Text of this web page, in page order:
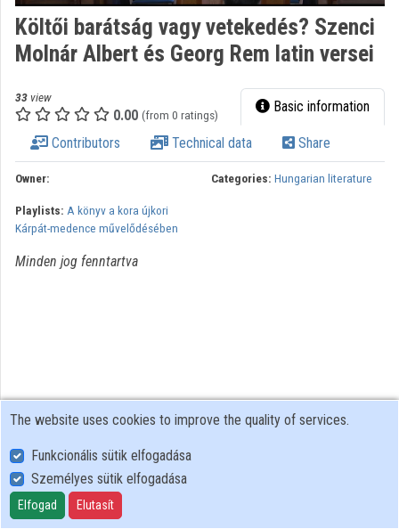
Log In
Organization discovery
Categories
Organizations
Contributors
Költői barátság vagy vetekedés? Szenci
Molnár Albert és Georg Rem latin versei
33 view
0.00 (from 0 ratings) Basic information
Contributors Technical data Share
Owner: Categories: Hungarian literature
Playlists: A könyv a kora újkori
Kárpát-medence művelődésében
Minden jog fenntartva
User Policy
Adatkezelési tájékoztató (en)
Cookie Policy
The website uses cookies to improve the quality of services.
Funkcionális sütik elfogadása
Személyes sütik elfogadása
Elfogad Elutasít